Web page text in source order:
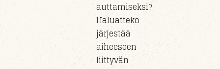
auttamiseksi?
Haluatteko
järjestää
aiheeseen
liittyvän